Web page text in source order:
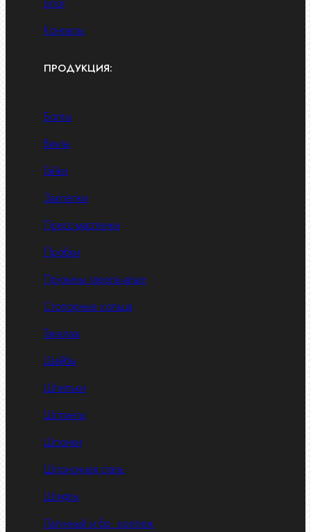
Контакты
ПРОДУКЦИЯ:
Болты
Винты
Гайки
Заклепки
Пресс-масленки
Пробки
Пружины тарельчатые
Стопорные кольца
Такелаж
Шайбы
Шпильки
Шплинты
Шпонки
Шпоночная сталь
Штифты
Латунный и бр. крепеж